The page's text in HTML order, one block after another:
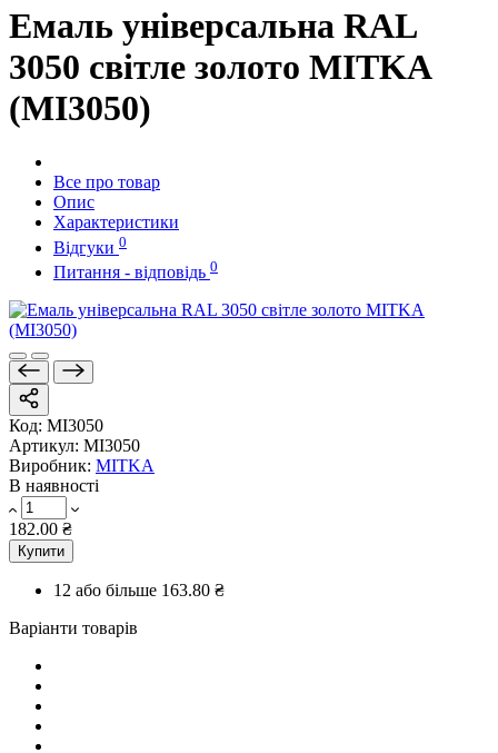
Емаль універсальна RAL
3050 світле золото MITKA
(MI3050)
Все про товар
Опис
Характеристики
Відгуки 0
Питання - відповідь 0
Код: MI3050
Артикул: MI3050
Виробник: MITKA
В наявності
182.00 ₴
Купити
12 або більше 163.80 ₴
Варіанти товарів